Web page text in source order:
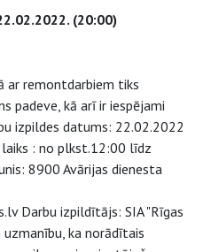
(20:00)
ar remontdarbiem tiks
padeve, kā arī ir iespējami
izpildes datums: 22.02.2022
: no plkst.12:00 līdz
8900 Avārijas dienesta
Darbu izpildītājs: SIA "Rīgas
ka norādītais